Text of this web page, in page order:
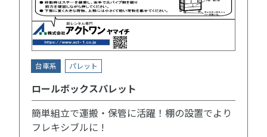
台車系 パレット
ロールボックスパレット
簡単組立で運搬・保管に活躍！棚の設置でより
フレキシブルに !